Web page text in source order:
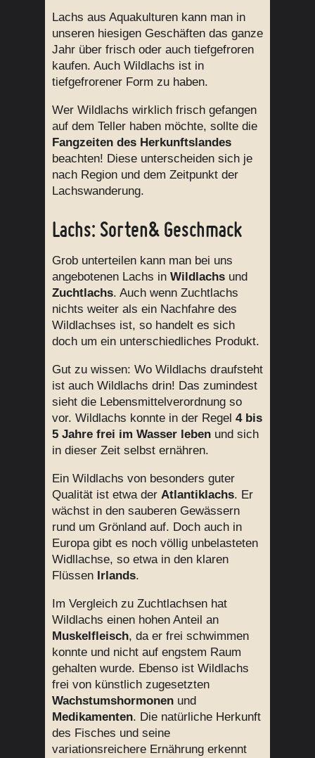
Lachs aus Aquakulturen kann man in
unseren hiesigen Geschäften das ganze
Jahr über frisch oder auch tiefgefroren
kaufen. Auch Wildlachs ist in
tiefgefrorener Form zu haben.
Wer Wildlachs wirklich frisch gefangen
auf dem Teller haben möchte, sollte die
Fangzeiten des Herkunftslandes
beachten! Diese unterscheiden sich je
nach Region und dem Zeitpunkt der
Lachswanderung.
Lachs: Sorten& Geschmack
Grob unterteilen kann man bei uns
angebotenen Lachs in Wildlachs und
Zuchtlachs. Auch wenn Zuchtlachs
nichts weiter als ein Nachfahre des
Wildlachses ist, so handelt es sich
doch um ein unterschiedliches Produkt.
Gut zu wissen: Wo Wildlachs draufsteht
ist auch Wildlachs drin! Das zumindest
sieht die Lebensmittelverordnung so
vor. Wildlachs konnte in der Regel 4 bis
5 Jahre frei im Wasser leben und sich
in dieser Zeit selbst ernähren.
Ein Wildlachs von besonders guter
Qualität ist etwa der Atlantiklachs. Er
wächst in den sauberen Gewässern
rund um Grönland auf. Doch auch in
Europa gibt es noch völlig unbelasteten
Widllachse, so etwa in den klaren
Flüssen Irlands.
Im Vergleich zu Zuchtlachsen hat
Wildlachs einen hohen Anteil an
Muskelfleisch, da er frei schwimmen
konnte und nicht auf engstem Raum
gehalten wurde. Ebenso ist Wildlachs
frei von künstlich zugesetzten
Wachstumshormonen und
Medikamenten. Die natürliche Herkunft
des Fisches und seine
variationsreichere Ernährung erkennt